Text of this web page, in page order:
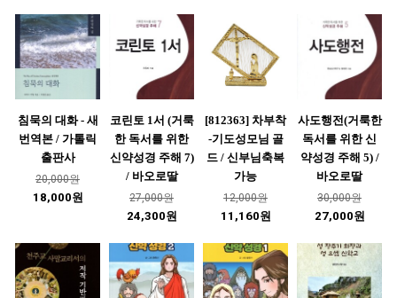
침묵의 대화 - 새
번역본 / 가톨릭
출판사
20,000원
18,000원
코린토 1서 (거룩
한 독서를 위한
신약성경 주해 7)
/ 바오로딸
27,000원
24,300원
[812363] 차부착
-기도성모님 골
드 / 신부님축복
가능
12,000원
11,160원
사도행전(거룩한
독서를 위한 신
약성경 주해 5) /
바오로딸
30,000원
27,000원